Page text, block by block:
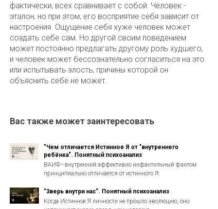
фактически, всех сравнивает с собой. Человек -
эталон, но при этом, его восприятие себя зависит от
настроения. Ощущение себя хуже человек может
создать себе сам. Но другой своим поведением
может постоянно предлагать другому роль худшего,
и человек может бессознательно согласиться на это
или испытывать злость, причины которой он
объяснить себе не может.
Вас также может заинтересовать
"Чем отличается Истинное Я от "внутреннего
ребёнка". Понятный психоанализ
ВАИФ - внутренний аффективно инфантильный фантом
принципиально отличается от истинного Я.
"Зверь внутри нас". Понятный психоанализ
Когда Истинное Я личности не прошло эволюцию, оно